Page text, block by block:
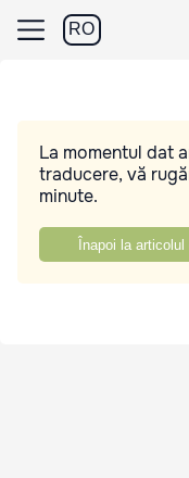
RO
La momentul dat
traducere, vă
minute.
Înapoi la articolul